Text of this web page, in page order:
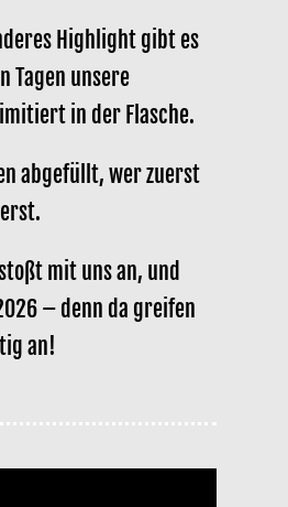
Highlight gibt es
Tagen unsere
limitiert in der Flasche.
abgefüllt, wer zuerst
mit uns an, und
– denn da greifen
an!